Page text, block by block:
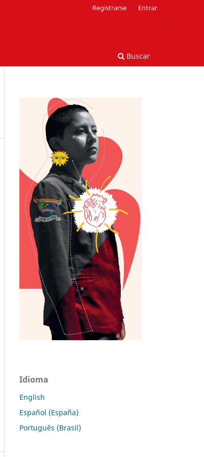
Buscar
Registrarse Entrar
Idioma
English
Español (España)
Português (Brasil)